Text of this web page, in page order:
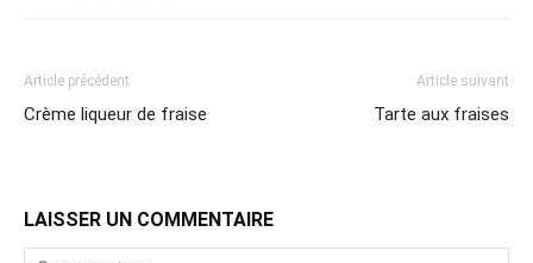
Article précédent
Crème liqueur de fraise
Article suivant
Tarte aux fraises
LAISSER UN COMMENTAIRE